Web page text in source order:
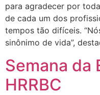
para agradecer por
de cada um dos
tempos tão difíceis.
sinônimo de vida”,
Semana da
HRRBC